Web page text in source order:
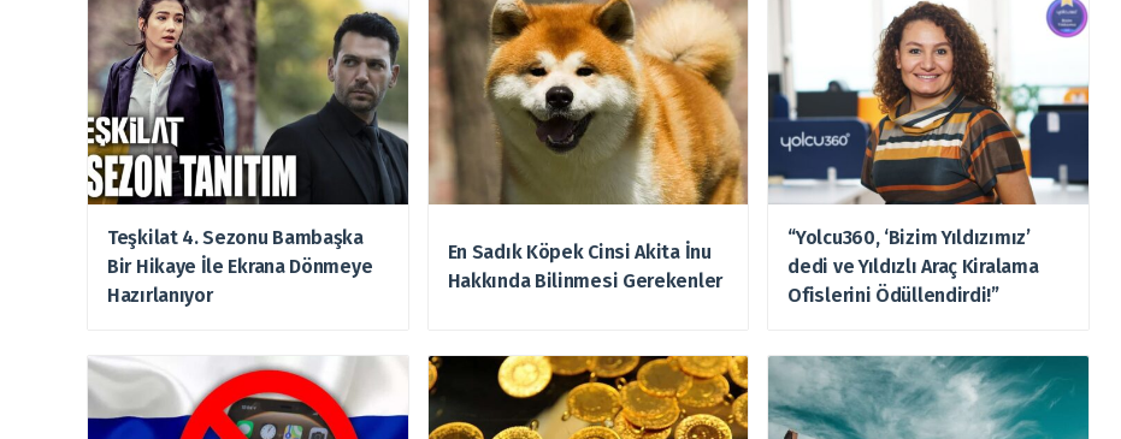
Teşkilat 4. Sezonu Bambaşka
Bir Hikaye İle Ekrana Dönmeye
Hazırlanıyor
En Sadık Köpek Cinsi Akita İnu
Hakkında Bilinmesi Gerekenler
“Yolcu360, ‘Bizim Yıldızımız’
dedi ve Yıldızlı Araç Kiralama
Ofislerini Ödüllendirdi!”